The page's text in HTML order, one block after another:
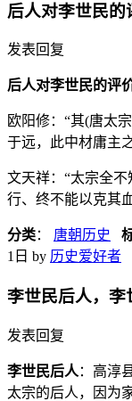
后人对李世民
发表回复
后人对李世民的评
欧阳修：“其(唐太
于远，此中材庸主
文天祥：“太宗全
行、终不能以克其
分类： 唐朝历史
1日 by 历史爱好者
李世民后人，李
发表回复
李世民后人 ：高淳
太宗的后人，因为